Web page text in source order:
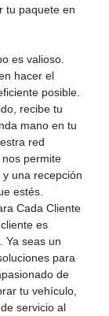
tu paquete en
es valioso.
hacer el
posible.
recibe tu
mano en tu
red
permite
una recepción
estés.
Cada Cliente
es
Ya seas un
para
de
tu vehículo,
servicio al